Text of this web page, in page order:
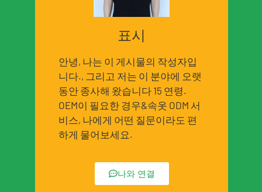
표시
안녕, 나는 이 게시물의 작성자입
니다., 그리고 저는 이 분야에 오랫
동안 종사해 왔습니다 15 연령.
OEM이 필요한 경우&속옷 ODM 서
비스, 나에게 어떤 질문이라도 편
하게 물어보세요.
나와 연결